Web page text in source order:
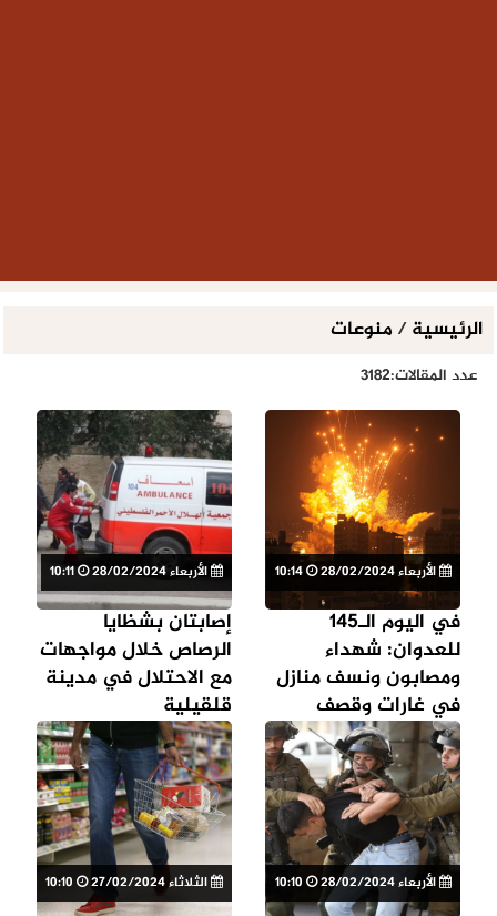
الرئيسية/ منوعات
عدد المقالات:3182
الأربعاء 28/02/2024
في اليوم الـ145
للعدوان: شهداء
ومصابون ونسف منازل
في غارات وقصف
مدفعي اسرائيلي
لمناطق متفرقة بقطاع
غزة
الأربعاء 28/02/2024
إصابتان بشظايا
الرصاص خلال مواجهات
مع الاحتلال في مدينة
قلقيلية
الأربعاء 28/02/2024 الثلاثاء 27/02/2024